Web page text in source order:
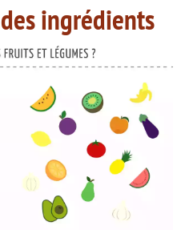
ingrédients